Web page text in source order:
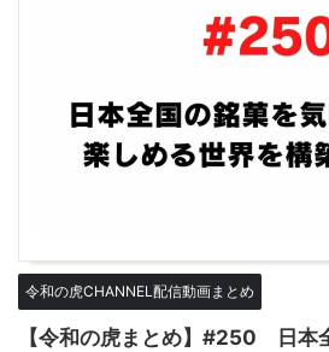
令和の虎CHANNEL配信動画まとめ
【令和の虎まとめ】#250 日本